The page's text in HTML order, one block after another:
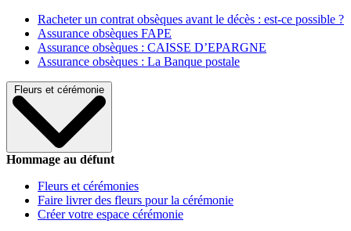
Racheter un contrat obsèques avant le décès : est-ce possible ?
Assurance obsèques FAPE
Assurance obsèques : CAISSE D’EPARGNE
Assurance obsèques : La Banque postale
Fleurs et cérémonie
Hommage au défunt
Fleurs et cérémonies
Faire livrer des fleurs pour la cérémonie
Créer votre espace cérémonie